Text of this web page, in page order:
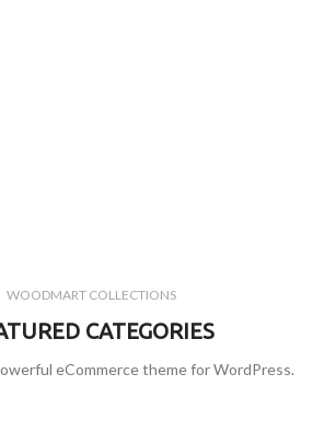
WOODMART COLLECTIONS
CATEGORIES
eCommerce theme for WordPress.